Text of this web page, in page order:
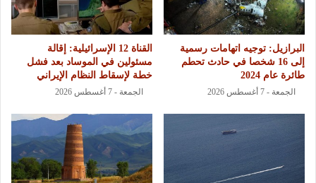
البرازيل: توجيه اتهامات رسمية
إلى 16 شخصا في حادث تحطم
طائرة عام 2024
الجمعة - 7 أغسطس 2026
القناة 12 الإسرائيلية: إقالة
مسئولين في الموساد بعد فشل
خطة لإسقاط النظام الإيراني
الجمعة - 7 أغسطس 2026